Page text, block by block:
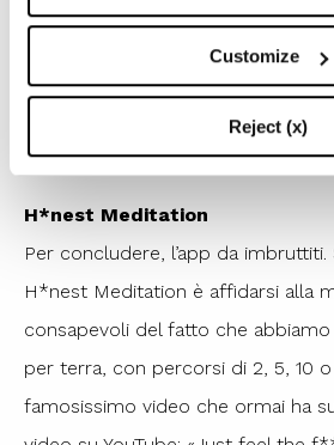
Customize
Reject (x)
più stare senza!
Breathe
1/4
H*nest Meditation
Per concludere, l’app da
H*nest Meditation è affidarsi alla
consapevoli del fatto che
per terra, con percorsi di 2, 5, 10
famosissimo video che ormai ha